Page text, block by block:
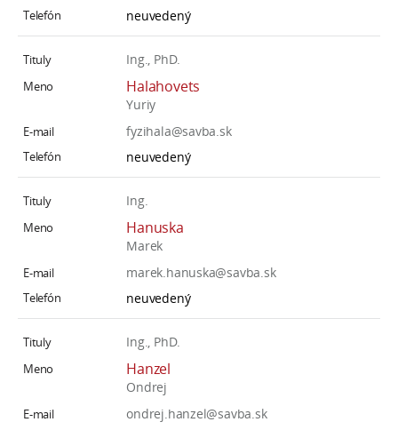
neuvedený
Ing., PhD.
Halahovets
Yuriy
fyzihala@savba.sk
neuvedený
Ing.
Hanuska
Marek
marek.hanuska@savba.sk
neuvedený
Ing., PhD.
Hanzel
Ondrej
ondrej.hanzel@savba.sk